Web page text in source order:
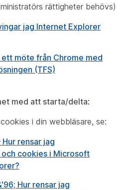
rättigheter behövs)
jag Internet Explorer
möte från Chrome med
(TFS)
med att starta/delta:
i din webbläsare, se:
rensar jag
cookies i Microsoft
Hur rensar jag